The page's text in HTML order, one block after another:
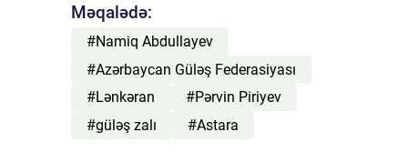
Məqalədə:
#Namiq Abdullayev
#Azərbaycan Güləş Federasiyası
#Lənkəran
#Pərvin Piriyev
#güləş zalı
#Astara